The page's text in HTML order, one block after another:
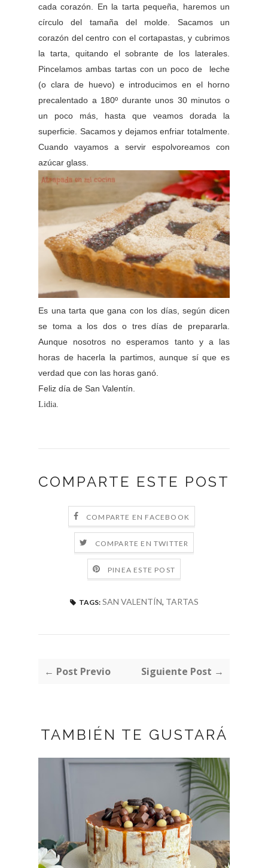
cada corazón. En la tarta pequeña, haremos un
círculo del tamaña del molde. Sacamos un
corazón del centro con el cortapastas, y cubrimos
la tarta, quitando el sobrante de los laterales.
Pincelamos ambas tartas con un poco de leche
(o clara de huevo) e introducimos en el horno
precalentado a 180º durante unos 30 minutos o
un poco más, hasta que veamos dorada la
superficie. Sacamos y dejamos enfriar totalmente.
Cuando vayamos a servir espolvoreamos con
azúcar glass.
Es una tarta que gana con los días, según dicen
se toma a los dos o tres días de prepararla.
Aunque nosotros no esperamos tanto y a las
horas de hacerla la partimos, aunque sí que es
verdad que con las horas ganó.
Feliz día de San Valentín.
Lidia.
COMPARTE ESTE POST
COMPARTE EN FACEBOOK
COMPARTE EN TWITTER
PINEA ESTE POST
TAGS: SAN VALENTÍN, TARTAS
← Post Previo Siguiente Post →
TAMBIÉN TE GUSTARÁ